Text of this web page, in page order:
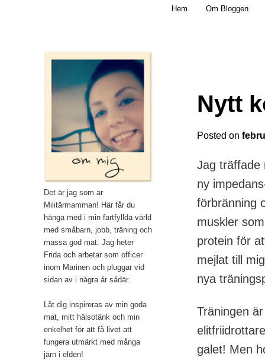
Mamma, militär och märkbart obekväm
Hem Om Bloggen
Nytt
Posted on
Jag träffade
ny
förbränning
muskler
protein för
mejlat till
nya
Träningen
galet! Men
Det är jag som är
Militärmamman! Här får du
hänga med i min fartfyllda värld
med småbarn, jobb, träning och
massa god mat. Jag heter
Frida och arbetar som officer
inom Marinen och pluggar vid
sidan av i några år sådär.
Låt dig inspireras av min goda
mat, mitt hälsotänk och min
enkelhet för att få livet att
fungera utmärkt med många
järn i elden!